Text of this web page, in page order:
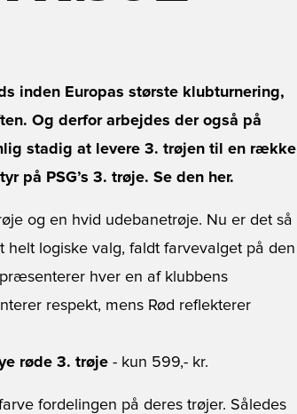
inden Europas største klubturnering,
Og derfor arbejdes der også på
stadig at levere 3. trøjen til en række
på PSG’s 3. trøje. Se den her.
og en hvid udebanetrøje. Nu er det så
logiske valg, faldt farvevalget på den
hver en af klubbens
respekt, mens Rød reflekterer
røde 3. trøje - kun 599,- kr.
fordelingen på deres trøjer. Således